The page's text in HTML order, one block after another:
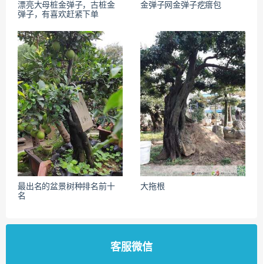
漂亮大母桩金弹子，古桩金
弹子，有喜欢赶紧下单
金弹子网金弹子疙瘩包
最出名的盆景树种排名前十
名
大拖根
客服微信